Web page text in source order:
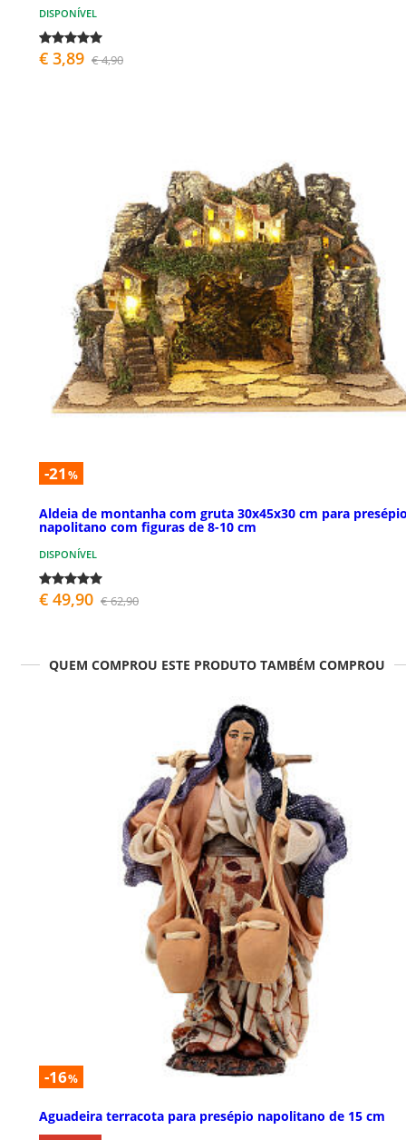
DISPONÍVEL
€ 3,89 € 4,90
-21 %
Aldeia de montanha com gruta 30x45x30 cm para
napolitano com figuras de 8-10 cm
DISPONÍVEL
€ 49,90 € 62,90
QUEM COMPROU ESTE PRODUTO TAMBÉM COMPROU
-16%
Aguadeira terracota para presépio napolitano de 15 cm